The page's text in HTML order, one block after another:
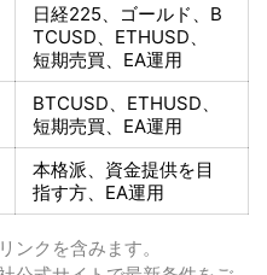
日経225、ゴールド、 B
TCUSD、ETHUSD、
短期売買、EA運用
BTCUSD、ETHUSD、
短期売買、EA運用
本格派、資金提供を目
指す方、EA運用
クを含みます。